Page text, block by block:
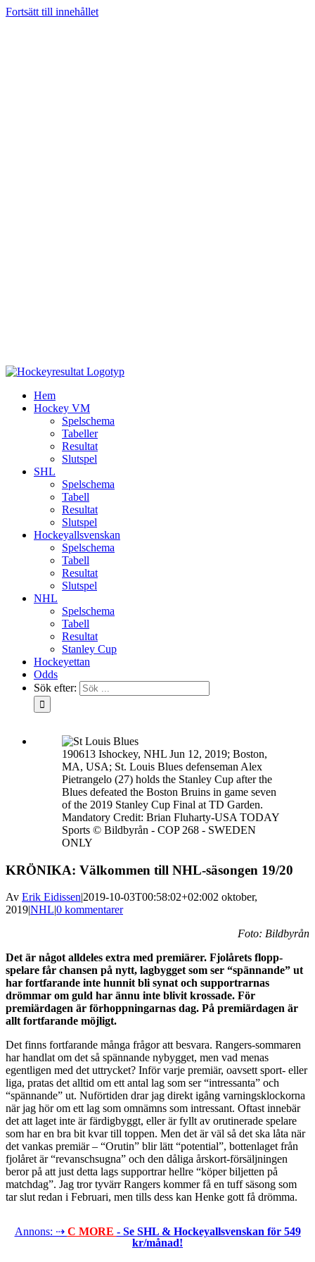
Fortsätt till innehållet
Hem
Hockey VM
Spelschema
Tabeller
Resultat
Slutspel
SHL
Spelschema
Tabell
Resultat
Slutspel
Hockeyallsvenskan
Spelschema
Tabell
Resultat
Slutspel
NHL
Spelschema
Tabell
Resultat
Stanley Cup
Hockeyettan
Odds
Sök efter:
190613 Ishockey, NHL Jun 12, 2019; Boston,
MA, USA; St. Louis Blues defenseman Alex
Pietrangelo (27) holds the Stanley Cup after the
Blues defeated the Boston Bruins in game seven
of the 2019 Stanley Cup Final at TD Garden.
Mandatory Credit: Brian Fluharty-USA TODAY
Sports © Bildbyrån - COP 268 - SWEDEN
ONLY
KRÖNIKA: Välkommen till NHL-säsongen 19/20
Av Erik Eidissen|2019-10-03T00:58:02+02:002 oktober,
2019|NHL|0 kommentarer
Foto: Bildbyrån
Det är något alldeles extra med premiärer. Fjolårets flopp-
spelare får chansen på nytt, lagbygget som ser “spännande” ut
har fortfarande inte hunnit bli synat och supportrarnas
drömmar om guld har ännu inte blivit krossade. För
premiärdagen är förhoppningarnas dag. På premiärdagen är
allt fortfarande möjligt.
Det finns fortfarande många frågor att besvara. Rangers-sommaren
har handlat om det så spännande nybygget, men vad menas
egentligen med det uttrycket? Inför varje premiär, oavsett sport- eller
liga, pratas det alltid om ett antal lag som ser “intressanta” och
“spännande” ut. Nuförtiden drar jag direkt igång varningsklockorna
när jag hör om ett lag som omnämns som intressant. Oftast innebär
det att laget inte är färdigbyggt, eller är fyllt av orutinerade spelare
som har en bra bit kvar till toppen. Men det är väl så det ska låta när
det vankas premiär – “Orutin” blir lätt “potential”, bottenlaget från
fjolåret är “revanschsugna” och den dåliga årskort-försäljningen
beror på att just detta lags supportrar hellre “köper biljetten på
matchdag”. Jag tror tyvärr Rangers kommer få en tuff säsong som
tar slut redan i Februari, men tills dess kan Henke gott få drömma.
Annons: ⇢ C MORE - Se SHL & Hockeyallsvenskan för 549
kr/månad!